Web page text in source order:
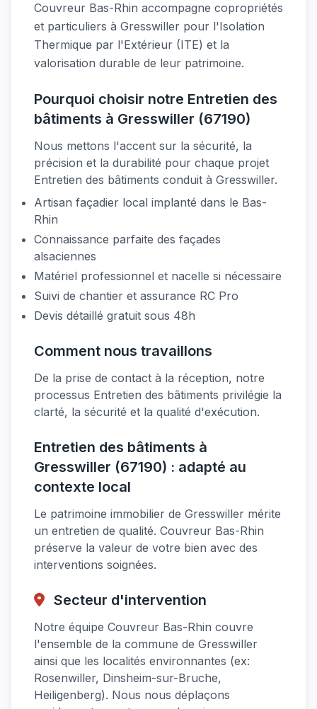
Couvreur Bas-Rhin accompagne copropriétés
et particuliers à Gresswiller pour l'Isolation
Thermique par l'Extérieur (ITE) et la
valorisation durable de leur patrimoine.
Pourquoi choisir notre Entretien des
bâtiments à Gresswiller (67190)
Nous mettons l'accent sur la sécurité, la
précision et la durabilité pour chaque projet
Entretien des bâtiments conduit à Gresswiller.
Artisan façadier local implanté dans le Bas-
Rhin
Connaissance parfaite des façades
alsaciennes
Matériel professionnel et nacelle si nécessaire
Suivi de chantier et assurance RC Pro
Devis détaillé gratuit sous 48h
Comment nous travaillons
De la prise de contact à la réception, notre
processus Entretien des bâtiments privilégie la
clarté, la sécurité et la qualité d'exécution.
Entretien des bâtiments à
Gresswiller (67190) : adapté au
contexte local
Le patrimoine immobilier de Gresswiller mérite
un entretien de qualité. Couvreur Bas-Rhin
préserve la valeur de votre bien avec des
interventions soignées.
Secteur d'intervention
Notre équipe Couvreur Bas-Rhin couvre
l'ensemble de la commune de Gresswiller
ainsi que les localités environnantes (ex:
Rosenwiller, Dinsheim-sur-Bruche,
Heiligenberg). Nous nous déplaçons